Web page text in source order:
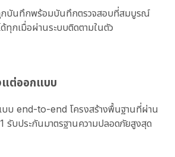
กบันทึกพร้อมบันทึกตรวจสอบที่สมบูรณ์
ทุกเมื่อผ่านระบบติดตามในตัว
แต่ออกแบบ
บบ end-to-end โครงสร้างพื้นฐานที่ผ่าน
รับประกันมาตรฐานความปลอดภัยสูงสุด